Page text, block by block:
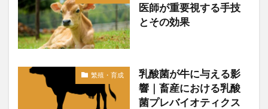
医師が重要視する手技
とその効果
繁殖・育成
乳酸菌が牛に与える影
響｜畜産における乳酸
菌プレバイオティクス